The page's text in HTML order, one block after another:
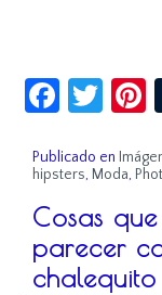
Publicado en
hipsters, Moda,
Cosas
parecer
chalequito